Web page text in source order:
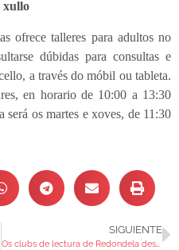
xullo
ofrece talleres para adultos no
dúbidas para consultas e
a través do móbil ou tableta.
en horario de 10:00 a 13:30
os martes e xoves, de 11:30
SIGUIENTE
Os clubs de lectura de Redondela despiden o curso